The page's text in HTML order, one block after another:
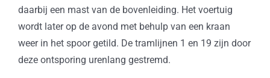
daarbij een mast van de bovenleiding. Het voertuig
wordt later op de avond met behulp van een kraan
weer in het spoor getild. De tramlijnen 1 en 19 zijn door
deze ontsporing urenlang gestremd.